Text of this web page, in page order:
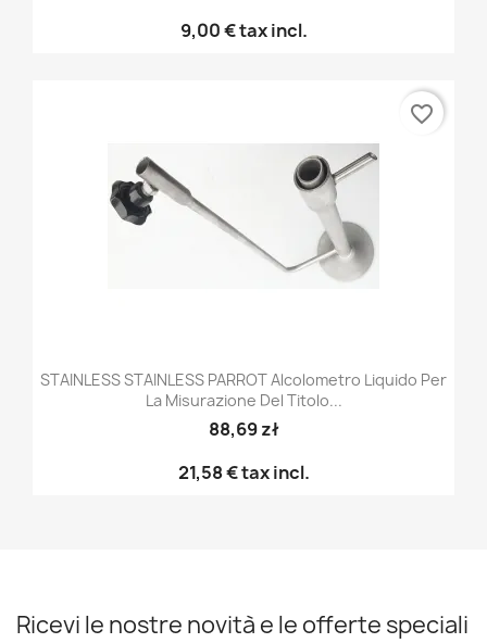
9,00 €tax incl.
STAINLESS STAINLESS PARROT Alcolometro Liquido Per
La Misurazione Del Titolo...
88,69 zł
21,58 €tax incl.
favorite_border
Ricevi le nostre novità e le offerte speciali